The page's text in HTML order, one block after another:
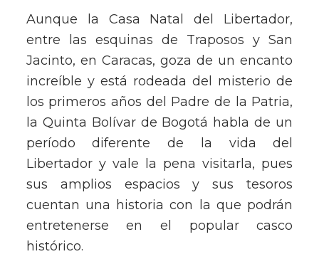
Aunque la Casa Natal del Libertador,
entre las esquinas de Traposos y San
Jacinto, en Caracas, goza de un encanto
increíble y está rodeada del misterio de
los primeros años del Padre de la Patria,
la Quinta Bolívar de Bogotá habla de un
período diferente de la vida del
Libertador y vale la pena visitarla, pues
sus amplios espacios y sus tesoros
cuentan una historia con la que podrán
entretenerse en el popular casco
histórico.